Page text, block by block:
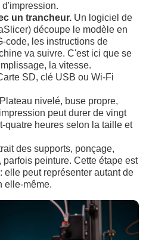
un trancheur. Un logiciel de
découpe le modèle en
code, les instructions de
va suivre. C'est ici que se
la vitesse.
SD, clé USB ou Wi-Fi
Plateau nivelé, buse propre,
peut durer de vingt
quatre heures selon la taille et
des supports, ponçage,
peinture. Cette étape est
elle peut représenter autant de
elle-même.